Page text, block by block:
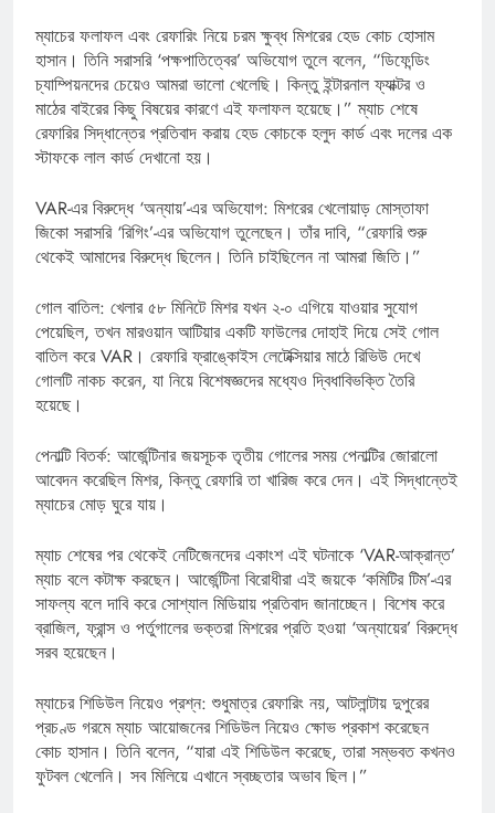
ম্যাচের ফলাফল এবং রেফারিং নিয়ে চরম ক্ষুব্ধ মিশরের হেড কোচ হোসাম
হাসান। তিনি সরাসরি ‘পক্ষপাতিত্বের’ অভিযোগ তুলে বলেন, “ডিফেন্ডিং
চ্যাম্পিয়নদের চেয়েও আমরা ভালো খেলেছি। কিন্তু ইন্টারনাল ফ্যাক্টর ও
মাঠের বাইরের কিছু বিষয়ের কারণে এই ফলাফল হয়েছে।” ম্যাচ শেষে
রেফারির সিদ্ধান্তের প্রতিবাদ করায় হেড কোচকে হলুদ কার্ড এবং দলের এক
স্টাফকে লাল কার্ড দেখানো হয়।
VAR-এর বিরুদ্ধে ‘অন্যায়’-এর অভিযোগ: মিশরের খেলোয়াড় মোস্তাফা
জিকো সরাসরি ‘রিগিং’-এর অভিযোগ তুলেছেন। তাঁর দাবি, “রেফারি শুরু
থেকেই আমাদের বিরুদ্ধে ছিলেন। তিনি চাইছিলেন না আমরা জিতি।”
গোল বাতিল: খেলার ৫৮ মিনিটে মিশর যখন ২-০ এগিয়ে যাওয়ার সুযোগ
পেয়েছিল, তখন মারওয়ান আটিয়ার একটি ফাউলের দোহাই দিয়ে সেই গোল
বাতিল করে VAR। রেফারি ফ্রাঙ্কোইস লেটেক্সিয়ার মাঠে রিভিউ দেখে
গোলটি নাকচ করেন, যা নিয়ে বিশেষজ্ঞদের মধ্যেও দ্বিধাবিভক্তি তৈরি
হয়েছে।
পেনাল্টি বিতর্ক: আর্জেন্টিনার জয়সূচক তৃতীয় গোলের সময় পেনাল্টির জোরালো
আবেদন করেছিল মিশর, কিন্তু রেফারি তা খারিজ করে দেন। এই সিদ্ধান্তেই
ম্যাচের মোড় ঘুরে যায়।
ম্যাচ শেষের পর থেকেই নেটিজেনদের একাংশ এই ঘটনাকে ‘VAR-আক্রান্ত’
ম্যাচ বলে কটাক্ষ করছেন। আর্জেন্টিনা বিরোধীরা এই জয়কে ‘কমিটির টিম’-এর
সাফল্য বলে দাবি করে সোশ্যাল মিডিয়ায় প্রতিবাদ জানাচ্ছেন। বিশেষ করে
ব্রাজিল, ফ্রান্স ও পর্তুগালের ভক্তরা মিশরের প্রতি হওয়া ‘অন্যায়ের’ বিরুদ্ধে
সরব হয়েছেন।
ম্যাচের শিডিউল নিয়েও প্রশ্ন: শুধুমাত্র রেফারিং নয়, আটলান্টায় দুপুরের
প্রচণ্ড গরমে ম্যাচ আয়োজনের শিডিউল নিয়েও ক্ষোভ প্রকাশ করেছেন
কোচ হাসান। তিনি বলেন, “যারা এই শিডিউল করেছে, তারা সম্ভবত কখনও
ফুটবল খেলেনি। সব মিলিয়ে এখানে স্বচ্ছতার অভাব ছিল।”